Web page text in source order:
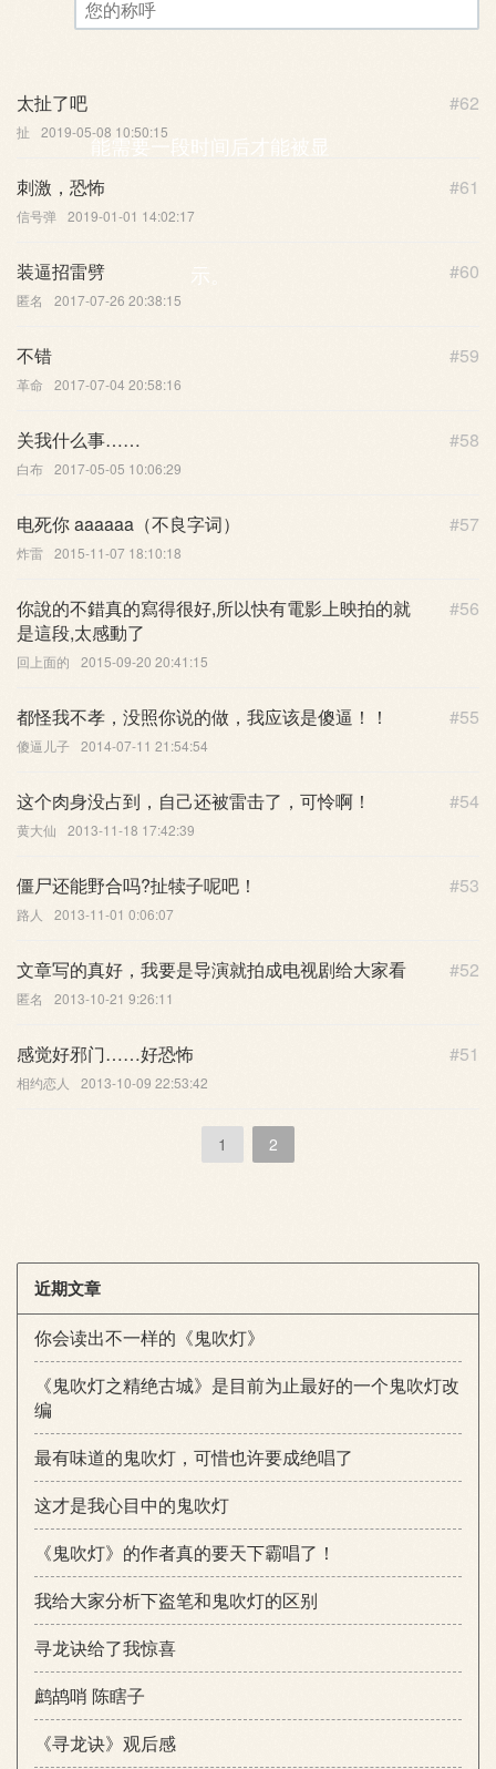
评论审核已启用。您的评论可
能需要一段时间后才能被显
示。
#62
太扯了吧
扯 2019-05-08 10:50:15
#61
刺激，恐怖
信号弹 2019-01-01 14:02:17
#60
装逼招雷劈
匿名 2017-07-26 20:38:15
#59
不错
革命 2017-07-04 20:58:16
#58
关我什么事……
白布 2017-05-05 10:06:29
#57
电死你 aaaaaa（不良字词）
炸雷 2015-11-07 18:10:18
#56
你說的不錯真的寫得很好,所以快有電影上映拍的就
是這段,太感動了
回上面的 2015-09-20 20:41:15
#55
都怪我不孝，没照你说的做，我应该是傻逼！！
傻逼儿子 2014-07-11 21:54:54
#54
这个肉身没占到，自己还被雷击了，可怜啊！
黄大仙 2013-11-18 17:42:39
#53
僵尸还能野合吗?扯犊子呢吧！
路人 2013-11-01 0:06:07
#52
文章写的真好，我要是导演就拍成电视剧给大家看
匿名 2013-10-21 9:26:11
#51
感觉好邪门……好恐怖
相约恋人 2013-10-09 22:53:42
1 2
近期文章
你会读出不一样的《鬼吹灯》
《鬼吹灯之精绝古城》是目前为止最好的一个鬼吹灯改
编
最有味道的鬼吹灯，可惜也许要成绝唱了
这才是我心目中的鬼吹灯
《鬼吹灯》的作者真的要天下霸唱了！
我给大家分析下盗笔和鬼吹灯的区别
寻龙诀给了我惊喜
鹧鸪哨 陈瞎子
《寻龙诀》观后感